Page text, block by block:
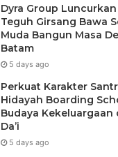
Dyra Group
Teguh Girsang Bawa
Muda Bangun Masa
Batam
5 days ago
Perkuat Karakter
Hidayah Boarding
Budaya Kekeluargaan
Da’i
5 days ago